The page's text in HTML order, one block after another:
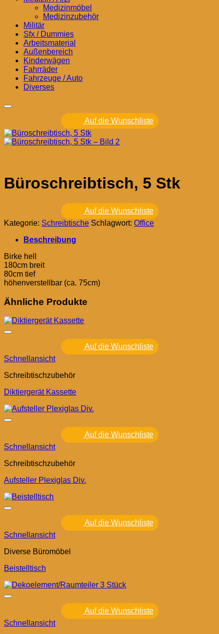
Medizinmöbel
Medizinzubehör
Militär
Sfx / Dummies
Arbeitsmaterial
Außenbereich
Kinderwägen
Fahrräder
Fahrzeuge / Auto
Diverses
Auf die Wunschliste
Büroschreibtisch, 5 Stk
Auf die Wunschliste
Kategorie: Schreibtische Schlagwort: Office
Beschreibung
Birke hell
180cm breit
80cm tief
höhenverstellbar (ca. 75cm)
Ähnliche Produkte
Auf die Wunschliste
Schnellansicht
Schreibtischzubehör
Diktiergerät Kassette
Auf die Wunschliste
Schnellansicht
Schreibtischzubehör
Aufsteller Plexiglas Div.
Auf die Wunschliste
Schnellansicht
Diverse Büromöbel
Beistelltisch
Auf die Wunschliste
Schnellansicht